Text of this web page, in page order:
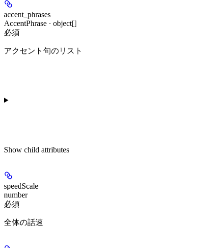
accent_phrases
AccentPhrase · object[]
必須
アクセント句のリスト
Show child attributes
speedScale
number
必須
全体の話速